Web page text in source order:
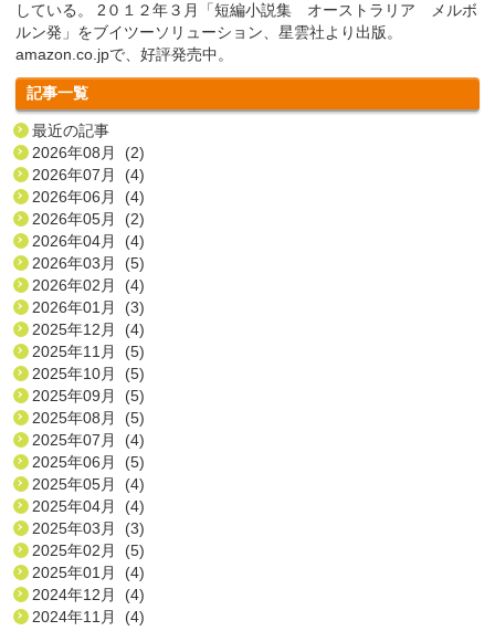
している。 2０１２年３月「短編小説集 オーストラリア メルボ
ルン発」をブイツーソリューション、星雲社より出版。
amazon.co.jpで、好評発売中。
記事一覧
最近の記事
2026年08月 (2)
2026年07月 (4)
2026年06月 (4)
2026年05月 (2)
2026年04月 (4)
2026年03月 (5)
2026年02月 (4)
2026年01月 (3)
2025年12月 (4)
2025年11月 (5)
2025年10月 (5)
2025年09月 (5)
2025年08月 (5)
2025年07月 (4)
2025年06月 (5)
2025年05月 (4)
2025年04月 (4)
2025年03月 (3)
2025年02月 (5)
2025年01月 (4)
2024年12月 (4)
2024年11月 (4)